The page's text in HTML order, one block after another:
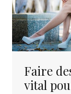
Faire
vital